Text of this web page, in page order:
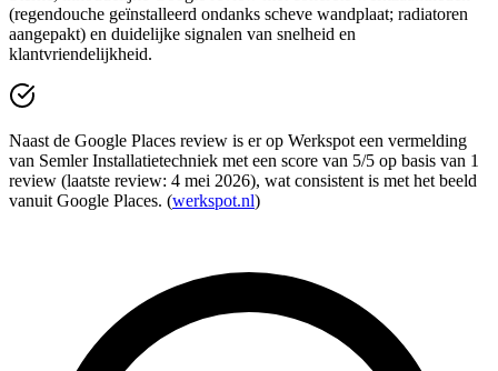
(regendouche geïnstalleerd ondanks scheve wandplaat; radiatoren
aangepakt) en duidelijke signalen van snelheid en
klantvriendelijkheid.
Naast de Google Places review is er op Werkspot een vermelding
van Semler Installatietechniek met een score van 5/5 op basis van 1
review (laatste review: 4 mei 2026), wat consistent is met het beeld
vanuit Google Places. (werkspot.nl)